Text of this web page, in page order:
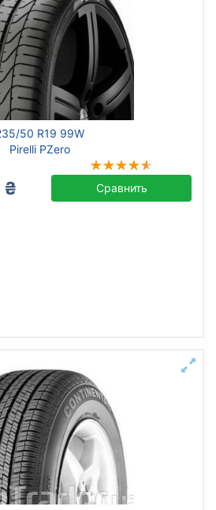
50 R19 99W
Pirelli PZero
₴ Сравнить